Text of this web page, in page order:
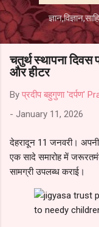
चतुर्थ स्थापना दिवस
और हीटर
By प्रदीप बहुगुणा 'दर्पण'
- January 11, 2026
देहरादून 11 जनवरी। अपनी
एक सादे समारोह में
सामग्री उपलब्ध कराई।